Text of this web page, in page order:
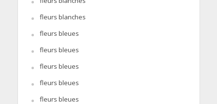
fleurs blanches
fleurs bleues
fleurs bleues
fleurs bleues
fleurs bleues
fleurs bleues